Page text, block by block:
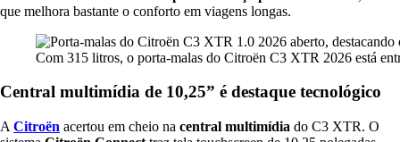
que melhora bastante o conforto em viagens longas.
Com 315 litros, o porta-malas do Citroën C3 XTR 2026 está
Central multimídia de 10,25” é destaque tecnológico
A Citroën acertou em cheio na central multimídia do C3 XTR. O